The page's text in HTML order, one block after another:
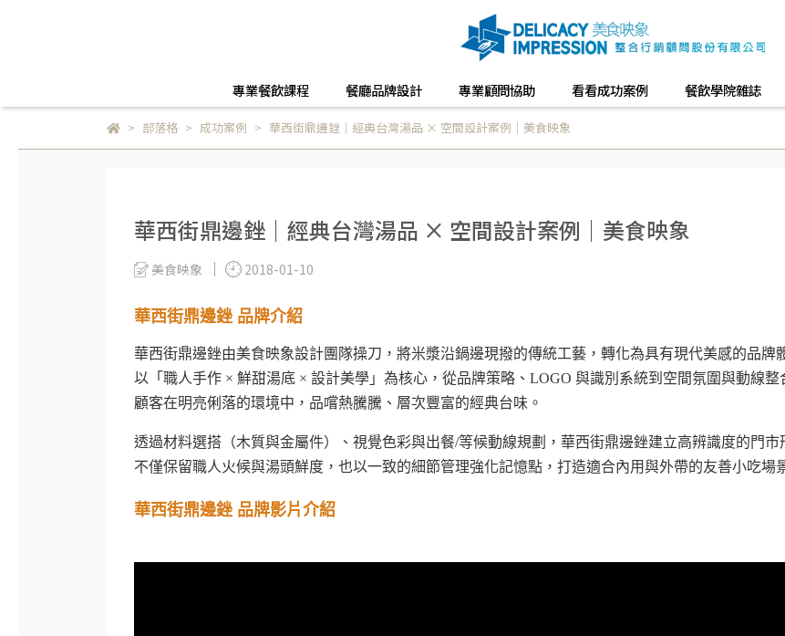
專業餐飲課程 餐廳品牌設計 專業顧問協助 看看成功案例 餐飲學院雜誌
部落格 成功案例 華西街鼎邊銼｜經典台灣湯品 × 空間設計案例｜美食映象
華西街鼎邊銼｜經典台灣湯品 × 空間設計案例｜美食映象
美食映象 2018-01-10
華西街鼎邊銼 品牌介紹
華西街鼎邊銼由美食映象設計團隊操刀，將米漿沿鍋邊現撥的傳統工藝，轉化為具有現代美感的品牌
以「職人手作 × 鮮甜湯底 × 設計美學」為核心，從品牌策略、LOGO 與識別系統到空間氛圍與動線整
顧客在明亮俐落的環境中，品嚐熱騰騰、層次豐富的經典台味。
透過材料選搭（木質與金屬件）、視覺色彩與出餐/等候動線規劃，華西街鼎邊銼建立高辨識度的門市
不僅保留職人火候與湯頭鮮度，也以一致的細節管理強化記憶點，打造適合內用與外帶的友善小吃場
華西街鼎邊銼 品牌影片介紹